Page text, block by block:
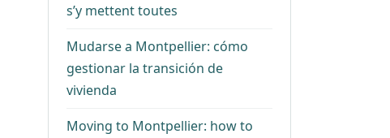
s’y mettent toutes
Mudarse a Montpellier: cómo
gestionar la transición de
vivienda
Moving to Montpellier: how to